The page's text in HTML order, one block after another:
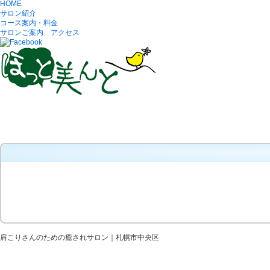
HOME
サロン紹介
コース案内・料金
サロンご案内 アクセス
肩こりさんのための癒されサロン｜札幌市中央区